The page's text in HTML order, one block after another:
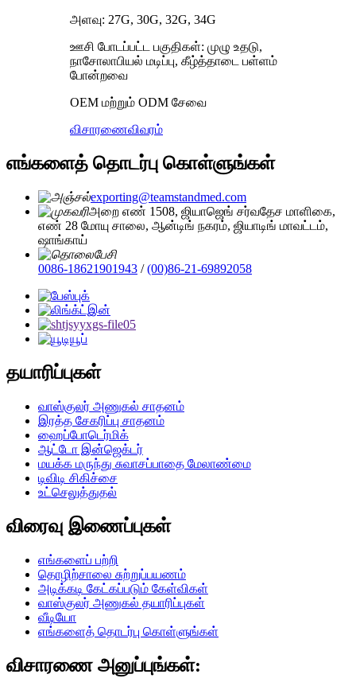
அளவு: 27G, 30G, 32G, 34G
ஊசி போடப்பட்ட பகுதிகள்: முழு உதடு,
நாசோலாபியல் மடிப்பு, கீழ்த்தாடை பள்ளம்
போன்றவை
OEM மற்றும் ODM சேவை
விசாரணைவிவரம்
எங்களைத் தொடர்பு கொள்ளுங்கள்
exporting@teamstandmed.com
அறை எண் 1508, ஜியாஜெங் சர்வதேச மாளிகை,
எண் 28 மோயு சாலை, ஆன்டிங் நகரம், ஜியாடிங் மாவட்டம்,
ஷாங்காய்
0086-18621901943 /(00)86-21-69892058
தயாரிப்புகள்
வாஸ்குலர் அணுகல் சாதனம்
இரத்த சேகரிப்பு சாதனம்
ஹைப்போடெர்மிக்
ஆட்டோ இன்ஜெக்டர்
மயக்க மருந்து சுவாசப்பாதை மேலாண்மை
டிவிடி சிகிச்சை
உட்செலுத்துதல்
விரைவு இணைப்புகள்
எங்களைப் பற்றி
தொழிற்சாலை சுற்றுப்பயணம்
அடிக்கடி கேட்கப்படும் கேள்விகள்
வாஸ்குலர் அணுகல் தயாரிப்புகள்
வீடியோ
எங்களைத் தொடர்பு கொள்ளுங்கள்
விசாரணை அனுப்புங்கள்: